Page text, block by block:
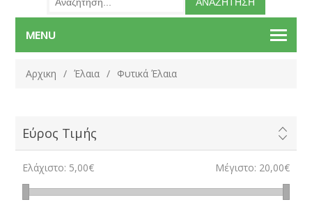
MENU
Αρχικη / Έλαια / Φυτικά Έλαια
Εύρος Τιμής
Ελάχιστο: 5,00€ Μέγιστο: 20,00€